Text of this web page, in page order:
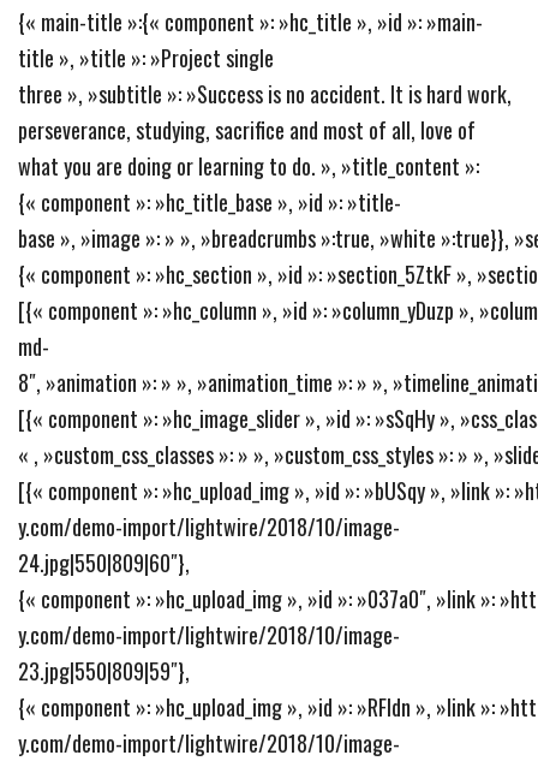
{« main-title »:{« component »: »hc_title », »id »: »main-
title », »title »: »Project single
three », »subtitle »: »Success is no accident. It is hard work,
perseverance, studying, sacrifice and most of all, love of
what you are doing or learning to do. », »title_content »:
{« component »: »hc_title_base », »id »: »title-
base », »image »: » », »breadcrumbs »:true, »white »:true}},
{« component »: »hc_section », »id »: »section_5ZtkF »,
[{« component »: »hc_column », »id »: »column_yDuzp »,
md-
8″, »animation »: » », »animation_time »: » »,
[{« component »: »hc_image_slider », »id »: »sSqHy »,
« , »custom_css_classes »: » », »custom_css_styles »: » »,
[{« component »: »hc_upload_img », »id »: »bUSqy », »link »:
y.com/demo-import/lightwire/2018/10/image-
24.jpg|550|809|60″},
{« component »: »hc_upload_img », »id »: »037a0″, »link »:
y.com/demo-import/lightwire/2018/10/image-
23.jpg|550|809|59″},
{« component »: »hc_upload_img », »id »: »RFIdn », »link »:
y.com/demo-import/lightwire/2018/10/image-